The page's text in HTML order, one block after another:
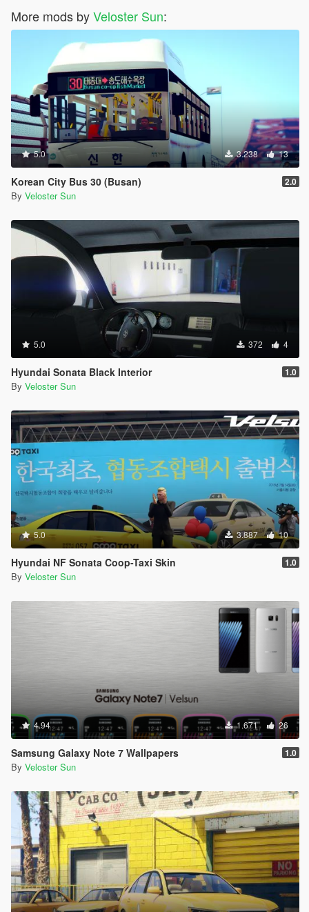
More mods byVeloster Sun:
5.0 3.238 13
Korean City Bus 30 (Busan) 2.0
By Veloster Sun
5.0 372 4
Hyundai Sonata Black Interior 1.0
By Veloster Sun
5.0 3.887 10
Hyundai NF Sonata Coop-Taxi Skin 1.0
By Veloster Sun
4.94 1.671 26
Samsung Galaxy Note 7 Wallpapers 1.0
By Veloster Sun